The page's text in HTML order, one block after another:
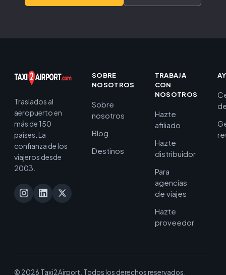
Traslados al
aeropuerto en
más de 150
países. La
confianza de los
viajeros desde
2003.
SOBRE
NOSOTROS
Sobre
nosotros
Blog
Destinos
TRABAJA
CON
NOSOTROS
Hazte
afiliado
Hazte
distribuidor
Para
agencias
de viajes
Hazte
proveedor
© 2026 Taxi2Airport. Todos los derechos reservados.